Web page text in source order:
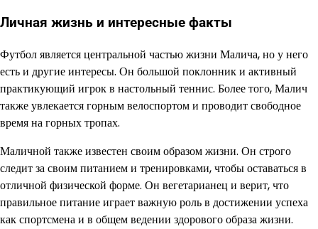
Личная жизнь и интересные факты
Футбол является центральной частью жизни Малича, но у него
есть и другие интересы. Он большой поклонник и активный
практикующий игрок в настольный теннис. Более того, Малич
также увлекается горным велоспортом и проводит свободное
время на горных тропах.
Маличной также известен своим образом жизни. Он строго
следит за своим питанием и тренировками, чтобы оставаться в
отличной физической форме. Он вегетарианец и верит, что
правильное питание играет важную роль в достижении успеха
как спортсмена и в общем ведении здорового образа жизни.